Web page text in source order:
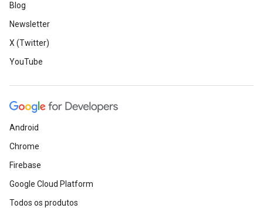
Blog
Newsletter
X (Twitter)
YouTube
Android
Chrome
Firebase
Google Cloud Platform
Todos os produtos